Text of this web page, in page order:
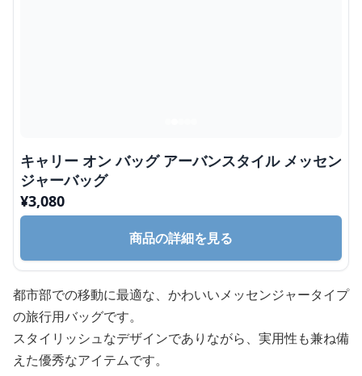
キャリー オン バッグ アーバンスタイル メッセン
ジャーバッグ
¥3,080
商品の詳細を見る
都市部での移動に最適な、かわいいメッセンジャータイプ
の旅行用バッグです。
スタイリッシュなデザインでありながら、実用性も兼ね備
えた優秀なアイテムです。